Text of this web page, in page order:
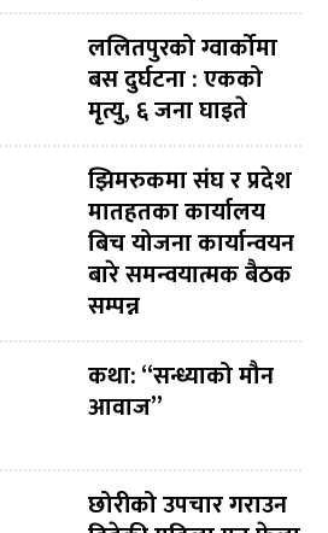
ललितपुरको ग्वार्कोमा
बस दुर्घटना : एकको
मृत्यु, ६ जना घाइते
झिमरुकमा संघ र प्रदेश
मातहतका कार्यालय
बिच योजना कार्यान्वयन
बारे समन्वयात्मक बैठक
सम्पन्न
कथा: “सन्ध्याको मौन
आवाज”
छोरीको उपचार गराउन